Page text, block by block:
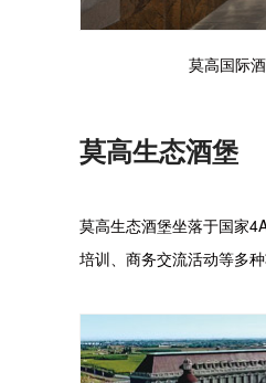
莫高国际
莫高生态酒堡
莫高生态酒堡坐落于国家
培训、商务交流活动等多